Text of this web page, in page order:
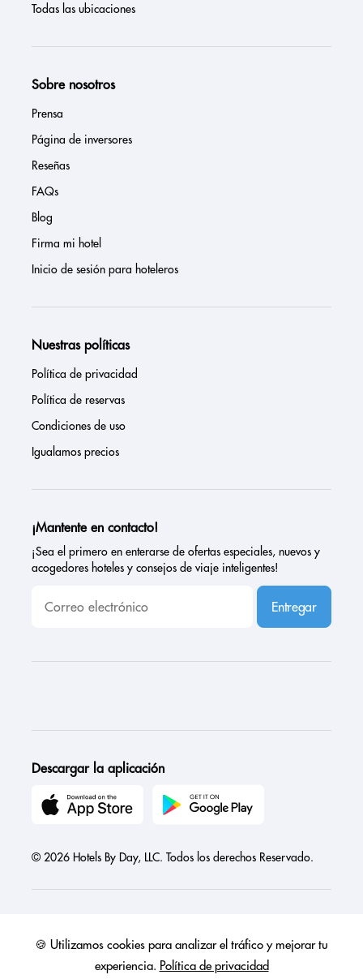
🍪 Utilizamos cookies para analizar el tráfico y mejorar tu
experiencia. Política de privacidad
Todas las ubicaciones
Sobre nosotros
Prensa
Página de inversores
Reseñas
FAQs
Blog
Firma mi hotel
Inicio de sesión para hoteleros
Nuestras políticas
Política de privacidad
Política de reservas
Condiciones de uso
Igualamos precios
¡Mantente en contacto!
¡Sea el primero en enterarse de ofertas especiales, nuevos y
acogedores hoteles y consejos de viaje inteligentes!
Entregar
Descargar la aplicación
© 2026 Hotels By Day, LLC. Todos los derechos Reservado.
Austria Canada France Germany India Ireland
Israel
Mexico Netherlands Philippines